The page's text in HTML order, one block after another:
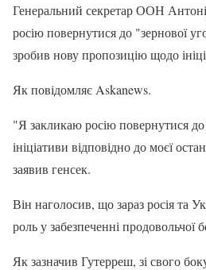
Генеральний секретар ООН
росію повернутися до "зернової
зробив нову пропозицію щодо
Як повідомляє Askanews.
"Я закликаю росію повернутися до
ініціативи відповідно до моєї
заявив генсек.
Він наголосив, що зараз росія та
роль у забезпеченні продовольчої
Як зазначив Гутерреш, зі свого